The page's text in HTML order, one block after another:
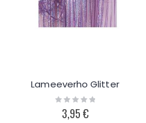
Lameeverho Glitter
Rating:
0%3,95 €